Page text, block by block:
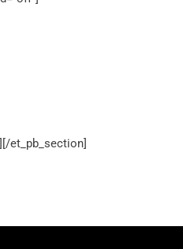
et_pb_section]